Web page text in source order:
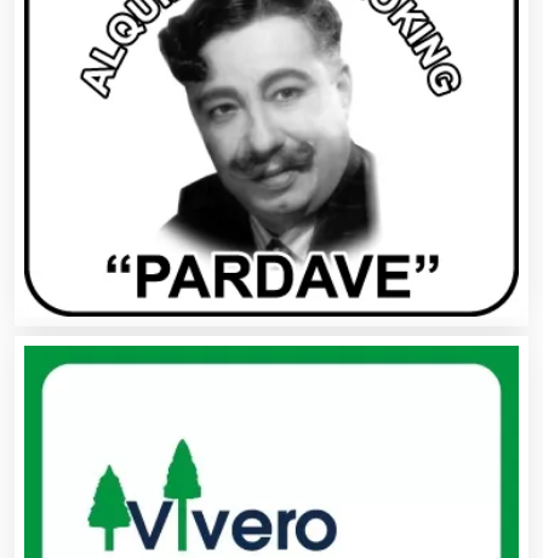
Bebidas
Bordados y Estampados
Boutiques
Cafeterías